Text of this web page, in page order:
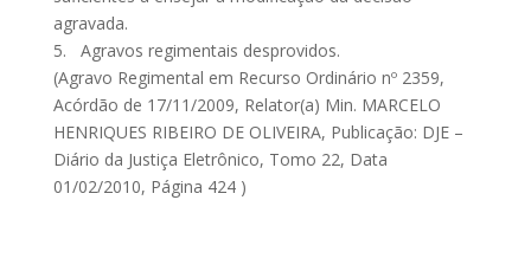
agravada.
5. Agravos regimentais desprovidos.
(Agravo Regimental em Recurso Ordinário nº 2359,
Acórdão de 17/11/2009, Relator(a) Min. MARCELO
HENRIQUES RIBEIRO DE OLIVEIRA, Publicação: DJE –
Diário da Justiça Eletrônico, Tomo 22, Data
01/02/2010, Página 424 )